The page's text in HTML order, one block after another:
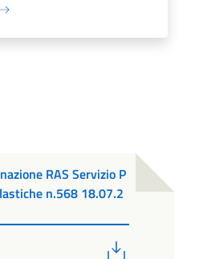
RAS Servizio P
n.568 18.07.2